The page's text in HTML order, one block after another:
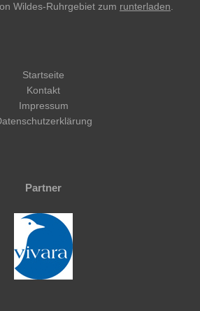
Wildes-Ruhrgebiet zum runterladen
Startseite
Kontakt
Impressum
Partner